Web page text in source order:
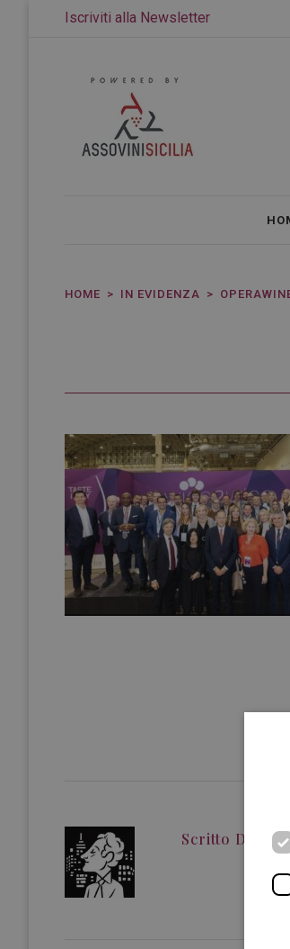
Iscriviti alla Newsletter
HOME IN EVIDENZA
Scritto Da